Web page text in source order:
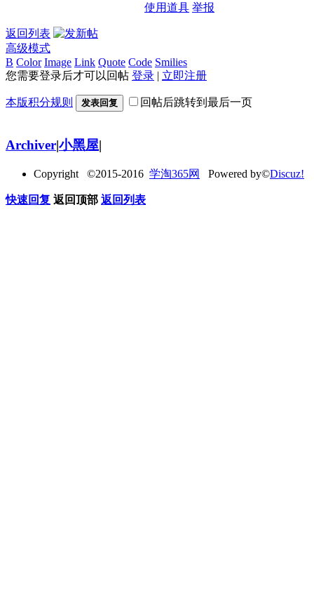
使用道具 举报
返回列表
高级模式
B Color Image Link Quote Code Smilies
您需要登录后才可以回帖 登录 | 立即注册
本版积分规则 发表回复 回帖后跳转到最后一页
Archiver|小黑屋|
Copyright ©2015-2016 学淘365网 Powered by©Discuz!
快速回复 返回顶部 返回列表